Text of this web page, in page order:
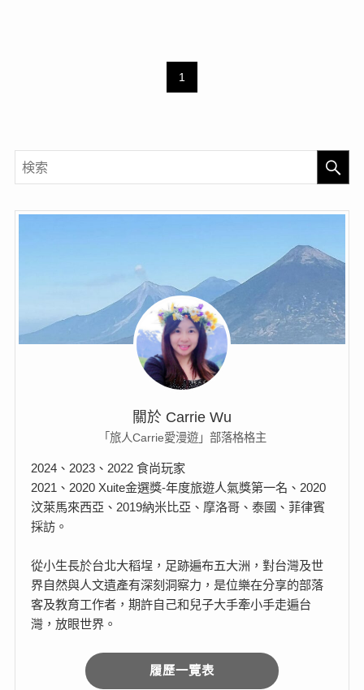
1
關於 Carrie Wu
「旅人Carrie愛漫遊」部落格格主
2024、2023、2022 食尚玩家
2021、2020 Xuite金選獎-年度旅遊人氣獎第一名、2020
汶萊馬來西亞、2019納米比亞、摩洛哥、泰國、菲律賓
採訪。
從小生長於台北大稻埕，足跡遍布五大洲，對台灣及世
界自然與人文遺產有深刻洞察力，是位樂在分享的部落
客及教育工作者，期許自己和兒子大手牽小手走遍台
灣，放眼世界。
履歷一覽表